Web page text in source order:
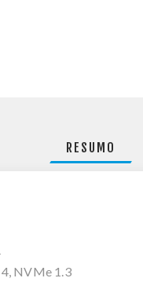
RESUMO
NVMe 1.3